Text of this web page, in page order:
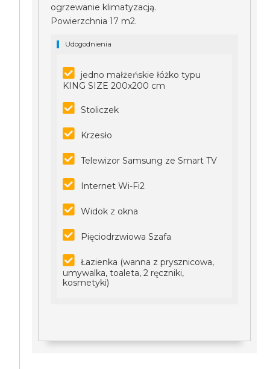
ogrzewanie klimatyzacją.
Powierzchnia 17 m2.
Udogodnienia
jedno małżeńskie łóżko typu
KING SIZE 200x200 cm
Stoliczek
Krzesło
Telewizor Samsung ze Smart TV
Internet Wi-Fi2
Widok z okna
Pięciodrzwiowa Szafa
Łazienka (wanna z prysznicowa,
umywalka, toaleta, 2 ręczniki,
kosmetyki)